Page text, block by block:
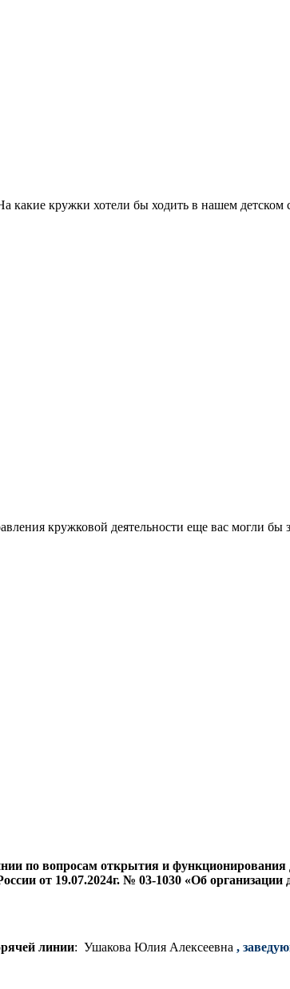
какие кружки хотели бы ходить в нашем детском
кружковой деятельности еще вас могли бы
по вопросам открытия и функционирования
от 19.07.2024г. № 03-1030 «Об
линии: Ушакова Юлия Алексеевна ,